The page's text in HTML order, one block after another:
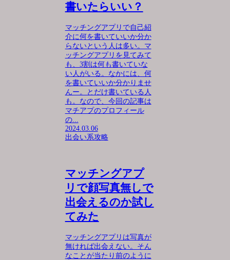
書いたらいい？
マッチングアプリで自己紹
介に何を書いていいか分か
らないという人は多い。マ
ッチングアプリを見てみて
も、3割は何も書いていな
い人がいる。なかには、何
を書いていいか分かりませ
んー。とだけ書いている人
も。なので、今回の記事は
マチアプのプロフィール
の...
2024.03.06
出会い系攻略
マッチングアプ
リで顔写真無しで
出会えるのか試し
てみた
マッチングアプリは写真が
無ければ出会えない。そん
なことが当たり前のように